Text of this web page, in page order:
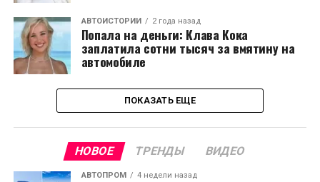
АВТОИСТОРИИ 2 года назад
Попала на деньги: Клава Кока
заплатила сотни тысяч за вмятину на
автомобиле
ПОКАЗАТЬ ЕЩЕ
НОВОЕ ТРЕНДЫ ВИДЕО
АВТОПРОМ 4 недели назад